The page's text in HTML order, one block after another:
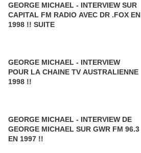
GEORGE MICHAEL - INTERVIEW SUR
CAPITAL FM RADIO AVEC DR .FOX EN
1998 !! SUITE
GEORGE MICHAEL - INTERVIEW
POUR LA CHAINE TV AUSTRALIENNE
1998 !!
GEORGE MICHAEL - INTERVIEW DE
GEORGE MICHAEL SUR GWR FM 96.3
EN 1997 !!